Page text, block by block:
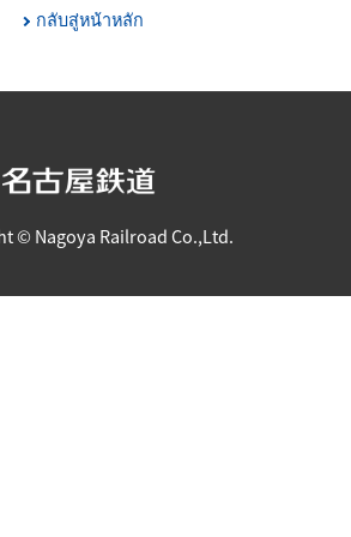
กลับสู่หน้าหลัก
© Nagoya Railroad Co.,Ltd.